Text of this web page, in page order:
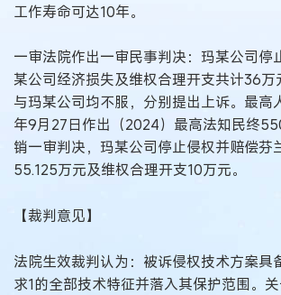
工作寿命可达10年。
一审法院作出一审民事判决：玛某公司停
某公司经济损失及维权合理开支共计36万
与玛某公司均不服，分别提出上诉。最高
年9月27日作出（2024）最高法知民终
销一审判决，玛某公司停止侵权并赔偿芬
55.125万元及维权合理开支10万元。
【裁判意见】
法院生效裁判认为：被诉侵权技术方案具
求1的全部技术特征并落入其保护范围。